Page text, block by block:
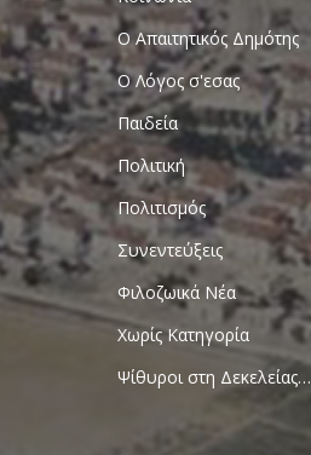
Ο Απαιτητικός Δημότης
Ο Λόγος σ'εσας
Παιδεία
Πολιτική
Πολιτισμός
Συνεντεύξεις
Φιλοζωικά Νέα
Χωρίς Κατηγορία
Ψίθυροι στη Δεκελείας…